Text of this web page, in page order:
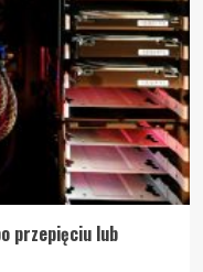
przepięciu lub